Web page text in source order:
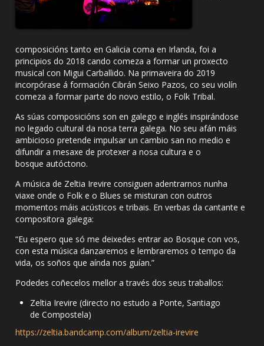
composicións tanto en Galicia coma en Irlanda, foi a
principios do 2018 cando comeza a formar un proxecto
musical con Migui Carballido. Na primaveira do 2019
incorpórase á formación Cibrán Seixo Pazos, co seu violín
comeza a formar parte do novo estilo, o Folk Tribal.
As súas composicións son en galego e inglés inspirándose
no legado cultural da nosa terra galega. No seu afán máis
ambicioso pretende impulsar un cambio san no medio e
difundir a mesaxe de protexer a nosa cultura e o
bosque autóctono.
A música de Zeltia Irevire consiguen adentrarnos nunha
viaxe onde o Folk e o Blues se misturan con outros
momentos máis acústicos e tribais. En verbas da cantante e
compositora galega:
“Eu espero que só me deixedes entrar ao Bosque con vos,
con esta música danzaremos e lembraremos o tempo da
vida, os soños que aínda nos guían.”
Podedes coñecelos mellor a través dos seus traballos:
Zeltia Irevire (directo no estudo a Ponte, Santiago
de Compostela)
https://zeltia.bandcamp.com/album/zeltia-irevire